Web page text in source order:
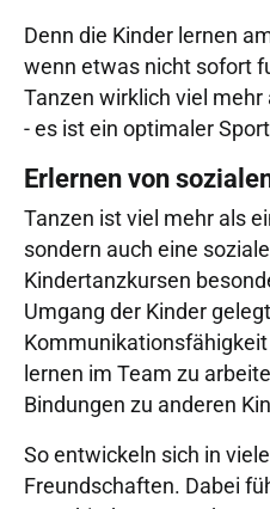
Denn die Kinder lernen
wenn etwas nicht sofort
Tanzen wirklich viel
- es ist ein optimaler
Erlernen von
Tanzen ist viel mehr als
sondern auch eine
Kindertanzkursen
Umgang der Kinder
lernen im Team zu
Bindungen zu anderen
So entwickeln sich in
Freundschaften. Dabei